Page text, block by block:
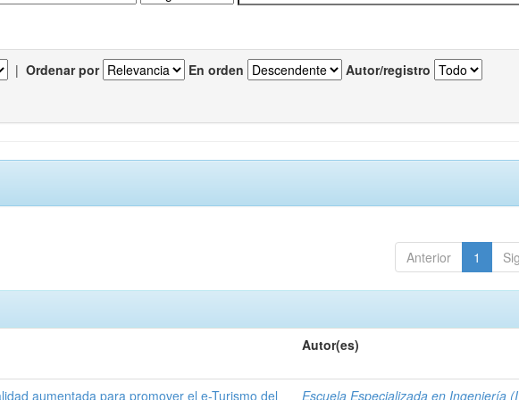
| Ordenar por En orden Autor/registro
Anterior 1
Autor(es)
aumentada para promover el e-Turismo del Escuela Especializada en Ingeniería